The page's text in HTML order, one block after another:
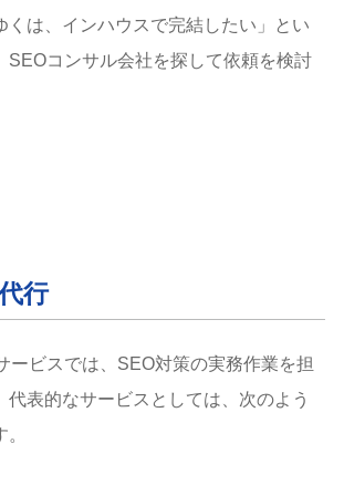
くは、インハウスで完結したい」とい
SEOコンサル会社を探して依頼を検討
行
ービスでは、SEO対策の実務作業を担
代表的なサービスとしては、次のよう